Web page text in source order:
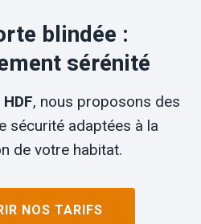
blindée :
sérénité
, nous proposons des
sécurité adaptées à la
de votre habitat.
NOS TARIFS